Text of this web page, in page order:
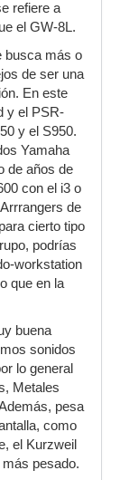
refiere a
el GW-8L.
busca más o
de ser una
En este
y el PSR-
y el S950.
Yamaha
de años de
con el i3 o
de
cierto tipo
podrías
workstation
que en la
buena
sonidos
lo general
Metales
pesa
como
el Kurzweil
pesado.